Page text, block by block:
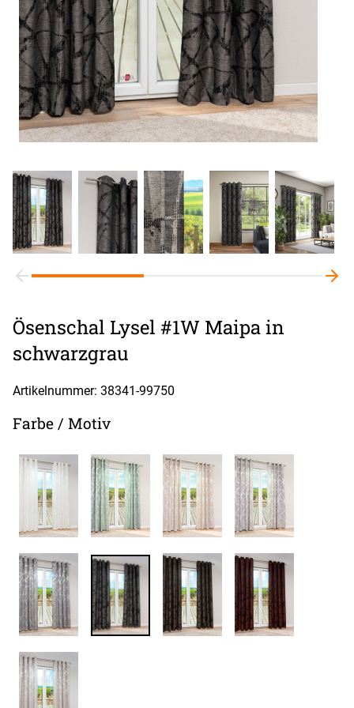
Ösenschal Lysel #1W Maipa in
schwarzgrau
Artikelnummer: 38341-99750
Farbe / Motiv